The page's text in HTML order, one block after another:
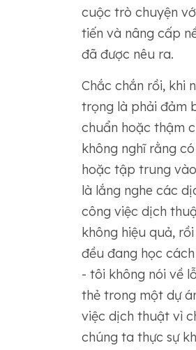
cuộc trò chuyện
tiến và nâng cấp
đã được nêu ra.
Chắc chắn rồi, khi
trọng là phải đảm
chuẩn hoặc thậm
không nghĩ rằng
hoặc tập trung
là lắng nghe các
công việc dịch
không hiệu quả,
đều đang học
- tôi không nói về
thẻ trong một dự
việc dịch thuật vì
chúng ta thực sự